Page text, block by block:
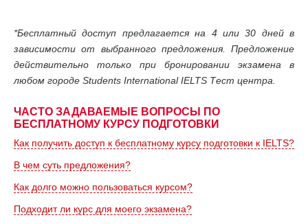
*Бесплатный доступ предлагается на 4 или 30 дней в
зависимости от выбранного предложения. Предложение
действительно только при бронировании экзамена в
любом городе Students International IELTS Тест центра.
ЧАСТО ЗАДАВАЕМЫЕ ВОПРОСЫ ПО
БЕСПЛАТНОМУ КУРСУ ПОДГОТОВКИ
Как получить доступ к бесплатному курсу подготовки к IELTS?
В чем суть предложения?
Как долго можно пользоваться курсом?
Подходит ли курс для моего экзамена?